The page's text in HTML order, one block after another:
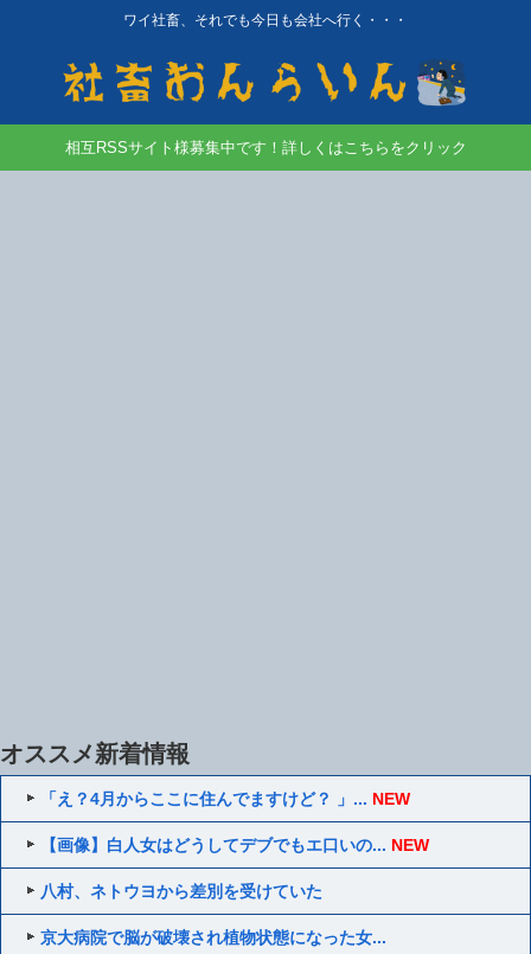
ワイ社畜、それでも今日も会社へ行く・・・
相互RSSサイト様募集中です！詳しくはこちらをクリック
オススメ新着情報
「え？4月からここに住んでますけど？ 」... NEW
【画像】白人女はどうしてデブでもエ口いの... NEW
八村、ネトウヨから差別を受けていた
京大病院で脳が破壊され植物状態になった女...